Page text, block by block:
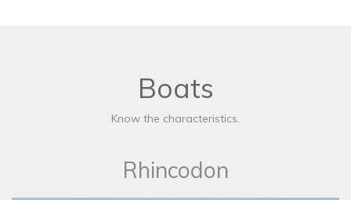
Boats
Know the characteristics.
Rhincodon